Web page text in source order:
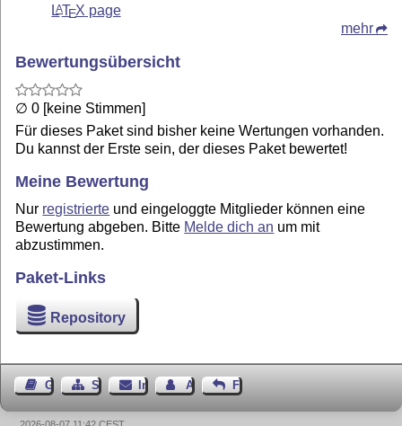
LATEX page
mehr
Bewertungsübersicht
∅ 0 [keine Stimmen]
Für dieses Paket sind bisher keine Wertungen vorhanden.
Du kannst der Erste sein, der dieses Paket bewertet!
Meine Bewertung
Nur registrierte und eingeloggte Mitglieder können eine
Bewertung abgeben. Bitte Melde dich an um mit
abzustimmen.
Paket-Links
Repository
GästebuchSeiten-Struktur
ImpressumAutor kontaktieren
Feedback